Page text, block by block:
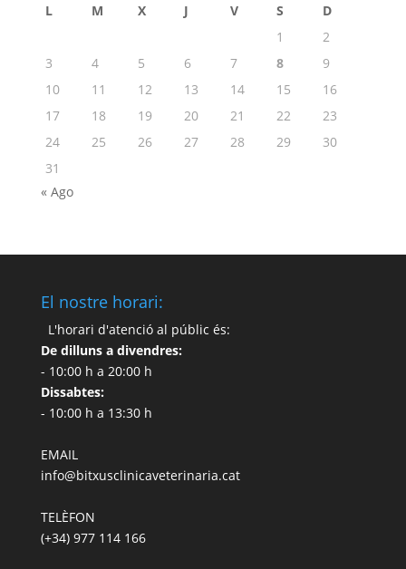
L M X J V S
D
1
2
3
4 5 6 7 8
9
10
11 12 13 14 15
16
17
18 19 20 21 22
23
24
25 26 27 28 29
30
31
« Ago
El nostre horari:
L'horari d'atenció al públic és:
De dilluns a divendres:
- 10:00 h a 20:00 h
Dissabtes:
- 10:00 h a 13:30 h
EMAIL
info@bitxusclinicaveterinaria.cat
TELÈFON
(+34) 977 114 166